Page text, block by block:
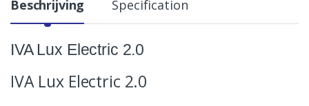
Beschrijving Specification
IVA Lux Electric 2.0
IVA Lux Electric 2.0